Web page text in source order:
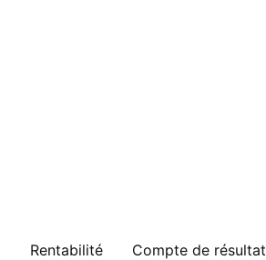
Rentabilité Compte de résultat